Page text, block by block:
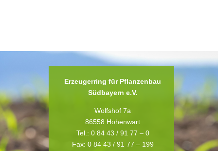
Erzeugerring für Pflanzenbau
Südbayern e.V.
Wolfshof 7a
86558 Hohenwart
Tel.: 0 84 43 / 91 77 – 0
Fax: 0 84 43 / 91 77 – 199